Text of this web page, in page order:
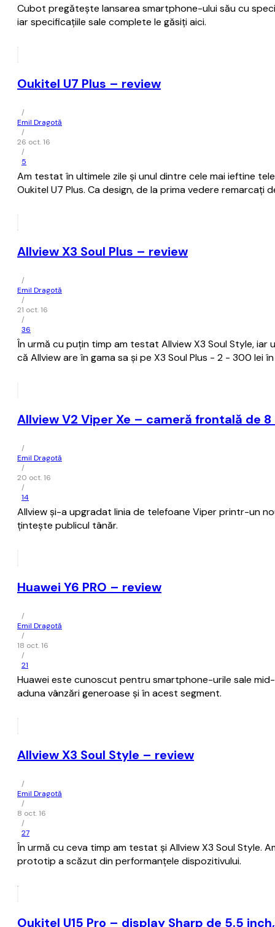
Cubot pregătește lansarea smartphone-ului său cu
iar specificațiile sale complete le găsiți aici.
Oukitel U7 Plus – review
/
Emil Dragotă
/
26 oct. 16
/
5
Am testat în ultimele zile și unul dintre cele mai ieftine
Oukitel U7 Plus. Ca design, de la prima vedere remarcați
Allview X3 Soul Plus – review
/
Emil Dragotă
/
21 oct. 16
/
36
În urmă cu puțin timp am testat Allview X3 Soul Style,
că Allview are în gama sa și pe X3 Soul Plus - 2 - 300 lei
Allview V2 Viper Xe – cameră frontală de
/
Emil Dragotă
/
20 oct. 16
/
14
Allview și-a upgradat linia de telefoane Viper printr-un
țintește publicul tânăr.
Huawei Y6 PRO – review
/
Emil Dragotă
/
18 oct. 16
/
21
Huawei este cunoscut pentru smartphone-urile sale
aduna vânzări generoase și în acest segment.
Allview X3 Soul Style – review
/
Emil Dragotă
/
8 oct. 16
/
27
În urmă cu ceva timp am testat și Allview X3 Soul Style.
prototip a scăzut din performanțele dispozitivului.
Oukitel U15 Pro – display Sharp de 5.5